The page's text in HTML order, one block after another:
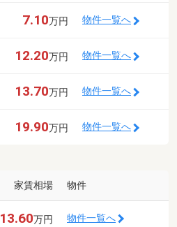
7.10万円 物件一覧へ
12.20万円 物件一覧へ
13.70万円 物件一覧へ
19.90万円 物件一覧へ
家賃相場 物件
13.60万円 物件一覧へ